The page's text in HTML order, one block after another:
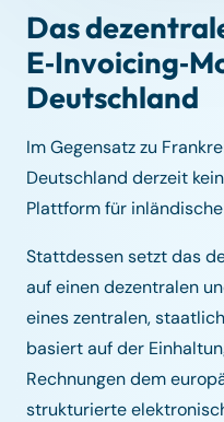
Das
Deutschland
Im Gegensatz zu
Deutschland derzeit
Plattform für
Stattdessen setzt das
auf einen dezentralen
eines zentralen,
basiert auf der
Rechnungen dem
strukturierte